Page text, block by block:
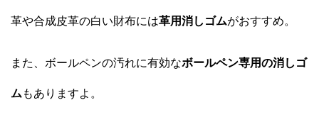
革や合成皮革の白い財布には革用消しゴムがおすすめ。
また、ボールペンの汚れに有効なボールペン専用の消しゴ
ム もありますよ。